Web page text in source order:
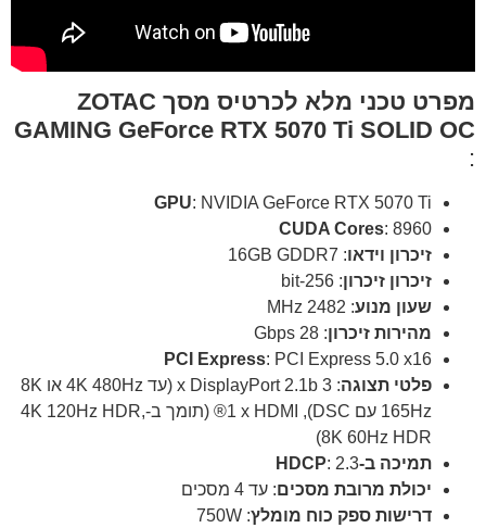
מפרט טכני מלא לכרטיס מסך ZOTAC
GAMING GeForce RTX 5070 Ti SOLID OC
:
GPU: NVIDIA GeForce RTX 5070 Ti
CUDA Cores: 8960
זיכרון וידאו: 16GB GDDR7
זיכרון זיכרון: 256-bit
שעון מנוע: 2482 MHz
מהירות זיכרון: 28 Gbps
PCI Express: PCI Express 5.0 x16
פלטי תצוגה
: 3 x DisplayPort 2.1b (עד 4K 480Hz או 8K
165Hz עם DSC), 1 x HDMI® (תומך ב-4K 120Hz HDR,
8K 60Hz HDR)
תמיכה ב-HDCP: 2.3
יכולת מרובת מסכים: עד 4 מסכים
דרישות ספק כוח מומלץ: 750W